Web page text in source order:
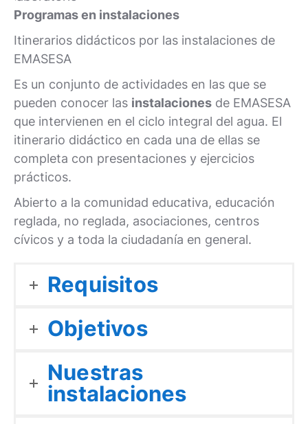
Programas en instalaciones
Itinerarios didácticos por las instalaciones de
EMASESA
Es un conjunto de actividades en las que se
pueden conocer las instalaciones de EMASESA
que intervienen en el ciclo integral del agua. El
itinerario didáctico en cada una de ellas se
completa con presentaciones y ejercicios
prácticos.
Abierto a la comunidad educativa, educación
reglada, no reglada, asociaciones, centros
cívicos y a toda la ciudadanía en general.
Requisitos
Objetivos
Nuestras
instalaciones